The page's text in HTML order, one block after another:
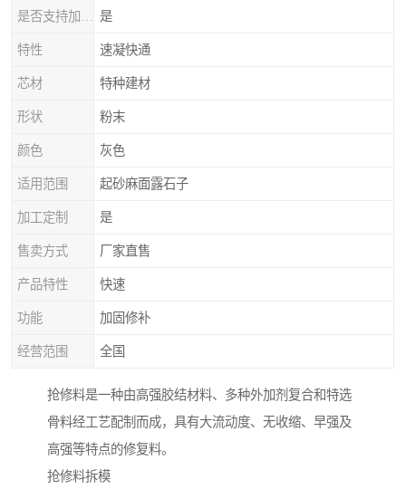
是
特性 速凝快通
芯材 特种建材
形状 粉末
颜色 灰色
适用范围 起砂麻面露石子
加工定制 是
售卖方式 厂家直售
产品特性 快速
功能 加固修补
经营范围 全国
抢修料是一种由高强胶结材料、多种外加剂复合和特选
骨料经工艺配制而成，具有大流动度、无收缩、早强及
高强等特点的修复料。
抢修料拆模